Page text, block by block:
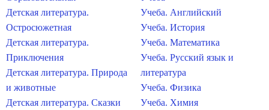
Детская литература.
Остросюжетная
Детская литература.
Приключения
Детская литература. Природа
и животные
Детская литература. Сказки
Учеба. Английский
Учеба. История
Учеба. Математика
Учеба. Русский язык и
литература
Учеба. Физика
Учеба. Химия